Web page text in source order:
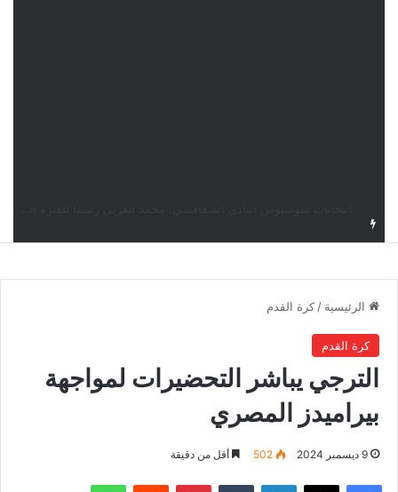
الرئيسية / كرة القدم
كرة القدم
الترجي يباشر التحضيرات لمواجهة
بيراميدز المصري
9 ديسمبر 2024 502 أقل من دقيقة
فيسبوك ‫X لينكدإن بينتيريست واتساب